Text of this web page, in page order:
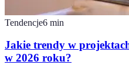
Tendencje6 min
Jakie trendy w
w 2026 roku?